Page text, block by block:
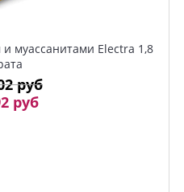
муассанитами Electra 1,8
руб
руб